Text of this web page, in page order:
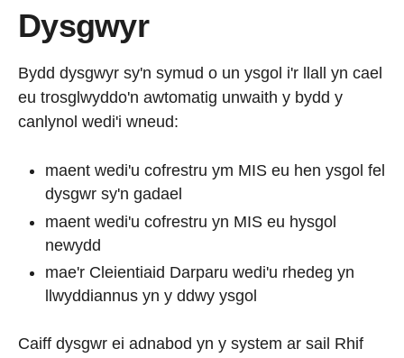
Dysgwyr
Bydd dysgwyr sy'n symud o un ysgol i'r llall yn cael
eu trosglwyddo'n awtomatig unwaith y bydd y
canlynol wedi'i wneud:
maent wedi'u cofrestru ym MIS eu hen ysgol fel
dysgwr sy'n gadael
maent wedi'u cofrestru yn MIS eu hysgol
newydd
mae'r Cleientiaid Darparu wedi'u rhedeg yn
llwyddiannus yn y ddwy ysgol
Caiff dysgwr ei adnabod yn y system ar sail Rhif